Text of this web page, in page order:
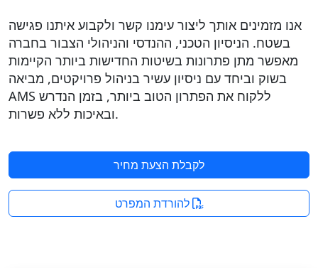
אנו מזמינים אותך ליצור עימנו קשר ולקבוע איתנו פגישה
בשטח. הניסיון הטכני, ההנדסי והניהולי הצבור בחברה
מאפשר מתן פתרונות בשיטות החדישות ביותר הקיימות
בשוק וביחד עם ניסיון עשיר בניהול פרויקטים, מביאה
AMS ללקוח את הפתרון הטוב ביותר, בזמן הנדרש
ובאיכות ללא פשרות.
לקבלת הצעת מחיר
להורדת המפרט